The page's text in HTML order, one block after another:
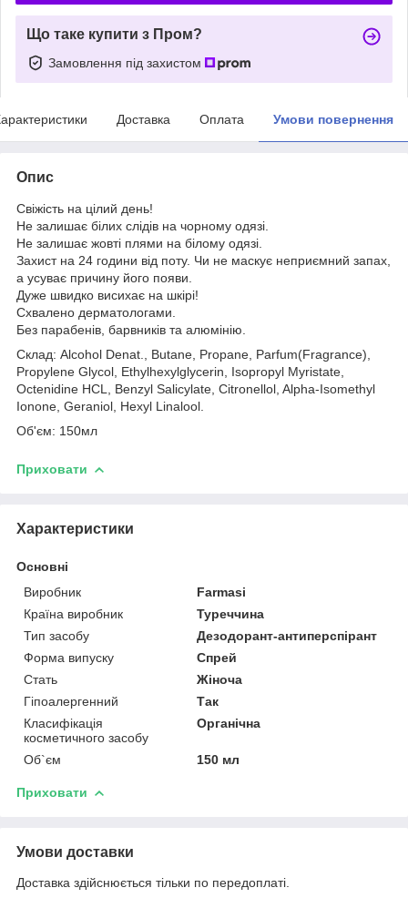
Що таке купити з Пром?
Замовлення під захистом
Доставка Оплата Умови повернення
Опис
Свіжість на цілий день!
Не залишає білих слідів на чорному одязі.
Не залишає жовті плями на білому одязі.
Захист на 24 години від поту. Чи не маскує неприємний запах,
а усуває причину його появи.
Дуже швидко висихає на шкірі!
Схвалено дерматологами.
Без парабенів, барвників та алюмінію.
Склад: Alcohol Denat., Butane, Propane, Parfum(Fragrance),
Propylene Glycol, Ethylhexylglycerin, Isopropyl Myristate,
Octenidine HCL, Benzyl Salicylate, Citronellol, Alpha-Isomethyl
Ionone, Geraniol, Hexyl Linalool.
Об'єм: 150мл
Приховати
Характеристики
Основні
Виробник
Farmasi
Країна виробник
Туреччина
Тип засобу
Дезодорант-антиперспірант
Форма випуску
Спрей
Стать
Жіноча
Гіпоалергенний
Так
Класифікація
косметичного засобу
Органічна
Об`єм 150 мл
Приховати
Умови доставки
Доставка здійснюється тільки по передоплаті.